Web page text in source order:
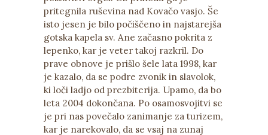
pritegnila ruševina nad Kovačo vasjo. Še
isto jesen je bilo počiščeno in najstarejša
gotska kapela sv. Ane začasno pokrita z
lepenko, kar je veter takoj razkril. Do
prave obnove je prišlo šele lata 1998, kar
je kazalo, da se podre zvonik in slavolok,
ki loči ladjo od prezbiterija. Upamo, da bo
leta 2004 dokončana. Po osamosvojitvi se
je pri nas povečalo zanimanje za turizem,
kar je narekovalo, da se vsaj na zunaj